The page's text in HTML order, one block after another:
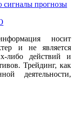
носит
и не является
либо действий и
Трейдинг, как
деятельности,